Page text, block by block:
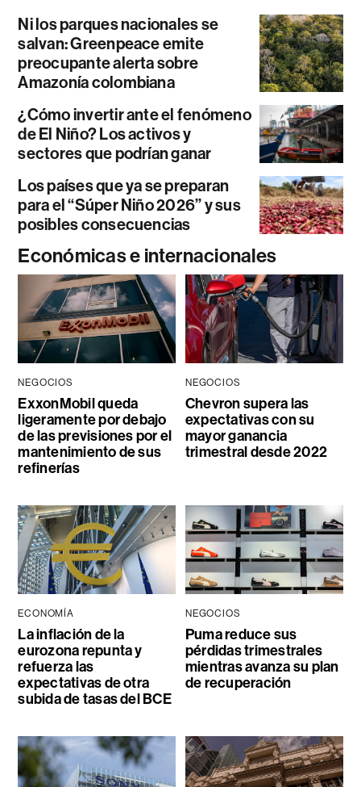
Ni los parques nacionales se
salvan: Greenpeace emite
preocupante alerta sobre
Amazonía colombiana
¿Cómo invertir ante el fenómeno
de El Niño? Los activos y
sectores que podrían ganar
Los países que ya se preparan
para el “Súper Niño 2026” y sus
posibles consecuencias
Económicas e internacionales
NEGOCIOS
ExxonMobil queda
ligeramente por debajo
de las previsiones por el
mantenimiento de sus
refinerías
NEGOCIOS
Chevron supera las
expectativas con su
mayor ganancia
trimestral desde 2022
ECONOMÍA
La inflación de la
eurozona repunta y
refuerza las
expectativas de otra
subida de tasas del BCE
NEGOCIOS
Puma reduce sus
pérdidas trimestrales
mientras avanza su plan
de recuperación